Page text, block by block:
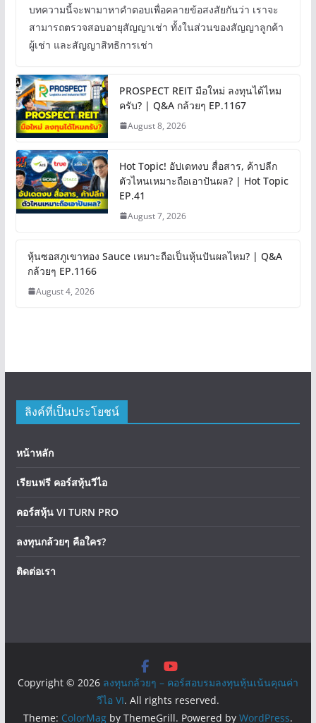
บทความนี้จะพามาหาคำตอบเพื่อคลายข้อสงสัยกันว่า เราจะ
สามารถตรวจสอบอายุสัญญาเช่า ทั้งในส่วนของสัญญาลูกค้า
ผู้เช่า และสัญญาสิทธิการเช่า
PROSPECT REIT มือใหม่ ลงทุนได้ไหม
ครับ? | Q&A กล้วยๆ EP.1167
August 8, 2026
Hot Topic! อัปเดทงบ สื่อสาร, ค้าปลีก
ตัวไหนเหมาะถือเอาปันผล? | Hot Topic
EP.41
August 7, 2026
หุ้นซอสภูเขาทอง Sauce เหมาะถือเป็นหุ้นปันผลไหม? | Q&A
กล้วยๆ EP.1166
August 4, 2026
ลิงค์ที่เป็นประโยชน์
หน้าหลัก
เรียนฟรี คอร์สหุ้นวีไอ
คอร์สหุ้น VI TURN PRO
ลงทุนกล้วยๆ คือใคร?
ติดต่อเรา
Copyright © 2026 ลงทุนกล้วยๆ – คอร์สอบรมลงทุนหุ้นเน้นคุณค่า
วีไอ VI. All rights reserved.
Theme: ColorMagby ThemeGrill. Powered by WordPress.